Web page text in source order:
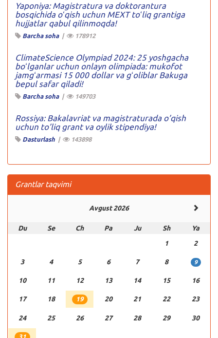
Yaponiya: Magistratura va doktorantura
bosqichida oʻqish uchun MEXT toʻliq grantiga
hujjatlar qabul qilinmoqda!
Barcha soha| 178912
ClimateScience Olympiad 2024: 25 yoshgacha
boʻlganlar uchun onlayn olimpiada: mukofot
jamgʻarmasi 15 000 dollar va gʻoliblar Bakuga
bepul safar qiladi!
Barcha soha| 149703
Rossiya: Bakalavriat va magistraturada o’qish
uchun to’liq grant va oylik stipendiya!
Dasturlash | 143898
Grantlar taqvimi
Avgust 2026
Du Se Ch Pa Ju Sh
Ya
1
2
3 4 5 6 7 8 9
10 11 12 13 14 15 16
17 18 19 20 21 22 23
24 25 26 27 28 29 30